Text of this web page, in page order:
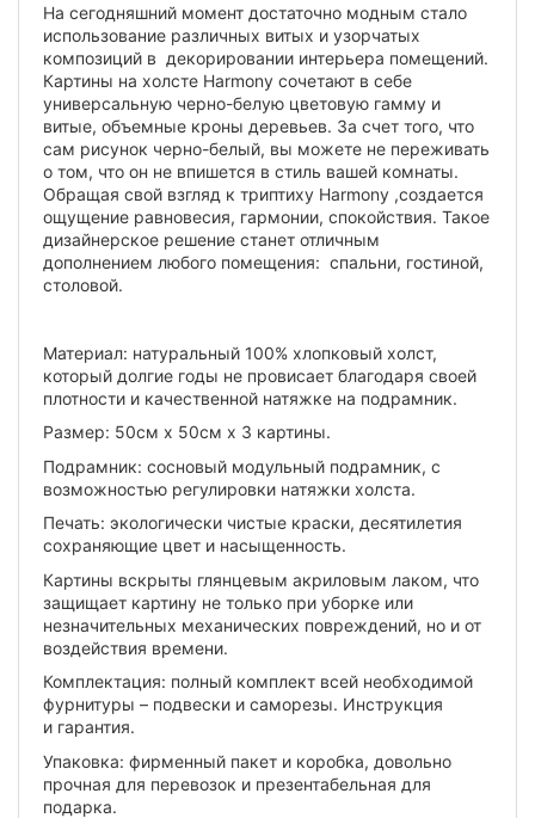
На сегодняшний момент достаточно модным стало
использование различных витых и узорчатых
композиций в декорировании интерьера помещений.
Картины на холсте Harmony сочетают в себе
универсальную черно-белую цветовую гамму и
витые, объемные кроны деревьев. За счет того, что
сам рисунок черно-белый, вы можете не переживать
о том, что он не впишется в стиль вашей комнаты.
Обращая свой взгляд к триптиху Harmony ,создается
ощущение равновесия, гармонии, спокойствия. Такое
дизайнерское решение станет отличным
дополнением любого помещения: спальни, гостиной,
столовой.
Материал: натуральный 100% хлопковый холст,
который долгие годы не провисает благодаря своей
плотности и качественной натяжке на подрамник.
Размер: 50см х 50см х 3 картины.
Подрамник: сосновый модульный подрамник, с
возможностью регулировки натяжки холста.
Печать: экологически чистые краски, десятилетия
сохраняющие цвет и насыщенность.
Картины вскрыты глянцевым акриловым лаком, что
защищает картину не только при уборке или
незначительных механических повреждений, но и от
воздействия времени.
Комплектация: полный комплект всей необходимой
фурнитуры – подвески и саморезы. Инструкция
и гарантия.
Упаковка: фирменный пакет и коробка, довольно
прочная для перевозок и презентабельная для
подарка.